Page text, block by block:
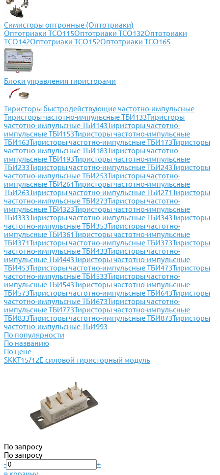
Симисторы оптронные (Оптотриаки)
Оптотриаки ТСО115Оптотриаки ТСО132Оптотриаки
ТСО142Оптотриаки ТСО152Оптотриаки ТСО165
Блоки управления тиристорами
Тиристоры быстродействующие частотно-импульсные
Тиристоры частотно-импульсные ТБИ133Тиристоры
частотно-импульсные ТБИ143Тиристоры частотно-
импульсные ТБИ153Тиристоры частотно-импульсные
ТБИ163Тиристоры частотно-импульсные ТБИ173Тиристоры
частотно-импульсные ТБИ183Тиристоры частотно-
импульсные ТБИ193Тиристоры частотно-импульсные
ТБИ233Тиристоры частотно-импульсные ТБИ243Тиристоры
частотно-импульсные ТБИ253Тиристоры частотно-
импульсные ТБИ261Тиристоры частотно-импульсные
ТБИ263Тиристоры частотно-импульсные ТБИ271Тиристоры
частотно-импульсные ТБИ273Тиристоры частотно-
импульсные ТБИ323Тиристоры частотно-импульсные
ТБИ333Тиристоры частотно-импульсные ТБИ343Тиристоры
частотно-импульсные ТБИ353Тиристоры частотно-
импульсные ТБИ361Тиристоры частотно-импульсные
ТБИ371Тиристоры частотно-импульсные ТБИ373Тиристоры
частотно-импульсные ТБИ433Тиристоры частотно-
импульсные ТБИ443Тиристоры частотно-импульсные
ТБИ453Тиристоры частотно-импульсные ТБИ473Тиристоры
частотно-импульсные ТБИ533Тиристоры частотно-
импульсные ТБИ543Тиристоры частотно-импульсные
ТБИ573Тиристоры частотно-импульсные ТБИ643Тиристоры
частотно-импульсные ТБИ673Тиристоры частотно-
импульсные ТБИ773Тиристоры частотно-импульсные
ТБИ833Тиристоры частотно-импульсные ТБИ873Тиристоры
частотно-импульсные ТБИ993
По популярности
По названию
По цене
SKKT15/12E силовой тиристорный модуль
По запросу
По запросу
-
+